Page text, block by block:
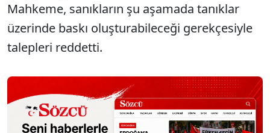
Mahkeme, sanıkların şu aşamada tanıklar
üzerinde baskı oluşturabileceği gerekçesiyle
talepleri reddetti.